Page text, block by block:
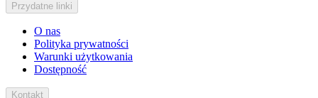
Przydatne linki
O nas
Polityka prywatności
Warunki użytkowania
Dostępność
Kontakt